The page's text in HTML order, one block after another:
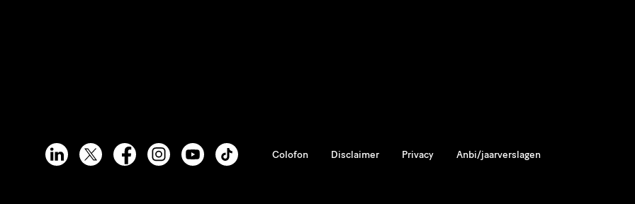
Colofon Disclaimer Privacy Anbi/jaarverslagen